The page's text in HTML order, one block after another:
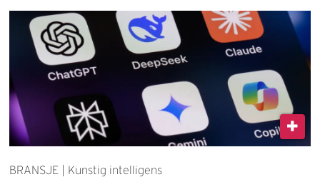
BRANSJE | Kunstig intelligens